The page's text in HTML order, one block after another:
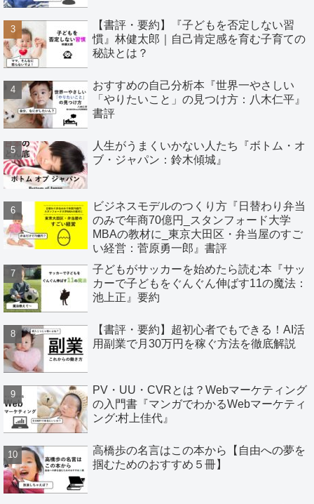
【書評・要約】『子どもを否定しない習
慣』林健太郎｜自己肯定感を育む子育ての
秘訣とは？
おすすめの自己分析本『世界一やさしい
「やりたいこと」の見つけ方：八木仁平』
書評
人生がうまくいかない人たち『ボトム・オ
ブ・ジャパン：鈴木傾城』
ビジネスモデルのつくり方『日替わり弁当
のみで年商70億円_スタンフォード大学
MBAの教材に_東京大田区・弁当屋のすご
い経営：菅原勇一郎』書評
子どもがサッカーを始めたら読む本『サッ
カーで子どもをぐんぐん伸ばす11の魔法：
池上正』要約
【書評・要約】超初心者でもできる！AI活
用副業で月30万円を稼ぐ方法を徹底解説
PV・UU・CVRとは？Webマーケティング
の入門書『マンガでわかるWebマーケティ
ング:村上佳代』
高橋歩の名言はこの本から【自由への夢を
掴むためのおすすめ５冊】